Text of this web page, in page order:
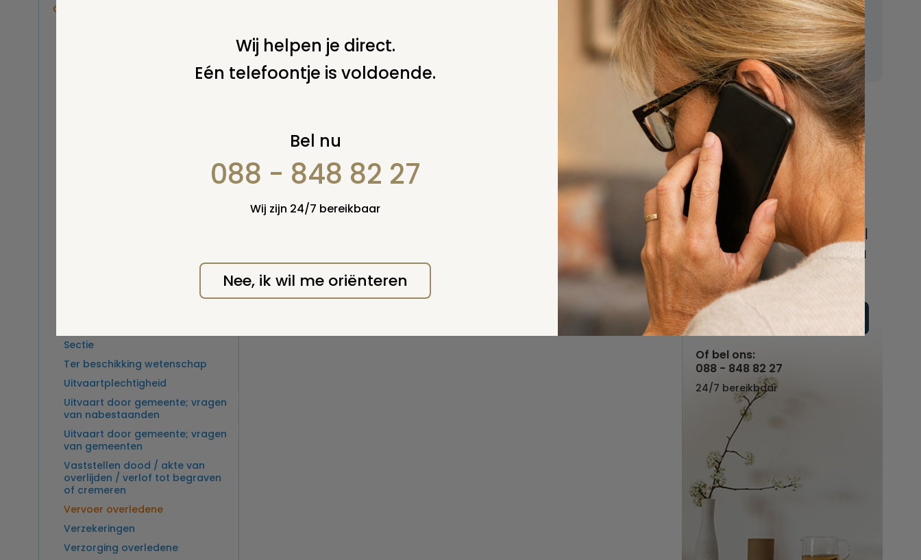
Overige
Sectie
Ter beschikking wetenschap
Uitvaartplechtigheid
Uitvaart door gemeente; vragen
van nabestaanden
Uitvaart door gemeente; vragen
van gemeenten
Vaststellen dood / akte van
overlijden / verlof tot begraven
of cremeren
Vervoer overledene
Verzekeringen
Verzorging overledene
Spelregels
Stel zelf een vraag
Verzenden
wordt niet gepubliceerd.
E-mail:
mr.vanderputten@gmail.com
Nu
een uitvaart
regelen
Beschrijf uw wensen
online of bel ons geheel
vrijblijvend voor hulp na
een overlijden.
Vul hier uw wensen in
Of bel ons:
088 - 848 82 27
24/7 bereikbaar
Wij helpen je direct.
Eén telefoontje is voldoende.
Bel nu
088 - 848 82 27
Wij zijn 24/7 bereikbaar
Nee, ik wil me oriënteren